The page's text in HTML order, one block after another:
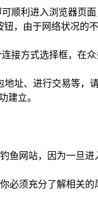
顺利进入浏览器页
钮，由于网络状况
接方式选择框，在
址、进行交易等，
建立。
鱼网站，因为一旦
必须充分了解相关